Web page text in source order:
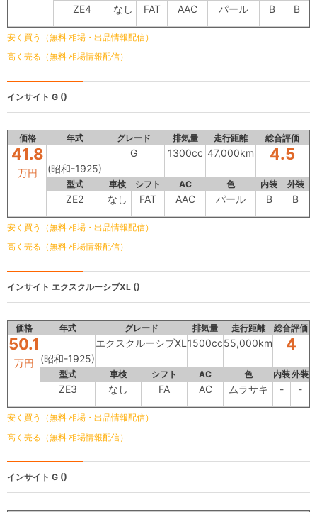
ZE4 なし FAT AAC パール B B
安く買う（無料 相場・出品情報配信）
高く売る（無料 相場情報配信）
インサイト G ()
価格 年式 グレード 排気量 走行距離 総合評価
41.8
万円 (昭和-1925)
G 1300cc 47,000km 4.5
型式 車検 シフト AC 色 内装 外装
ZE2 なし FAT AAC パール B B
安く買う（無料 相場・出品情報配信）
高く売る（無料 相場情報配信）
インサイト エクスクルーシブXL ()
価格 年式 グレード 排気量 走行距離 総合評価
50.1
万円 (昭和-1925)
エクスクルーシブXL 1500cc55,000km 4
型式 車検 シフト AC 色 内装外装
ZE3 なし FA AC ムラサキ - -
安く買う（無料 相場・出品情報配信）
高く売る（無料 相場情報配信）
インサイト G ()